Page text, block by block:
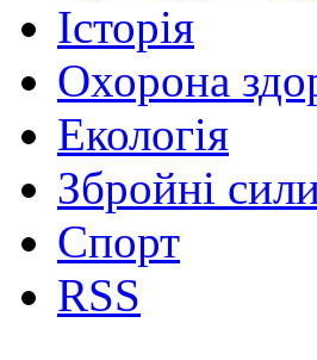
Історія
Охорона
Екологія
Збройні
Спорт
RSS